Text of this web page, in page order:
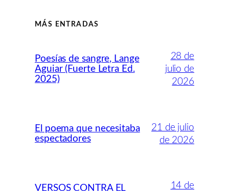
MÁS ENTRADAS
Poesías de sangre, Lange
Aguiar (Fuerte Letra Ed.
2025)
28 de
julio de
2026
El poema que necesitaba
espectadores
21 de julio
de 2026
VERSOS CONTRA EL
14 de